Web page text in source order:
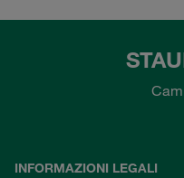
INFORMAZIONI LEGALI